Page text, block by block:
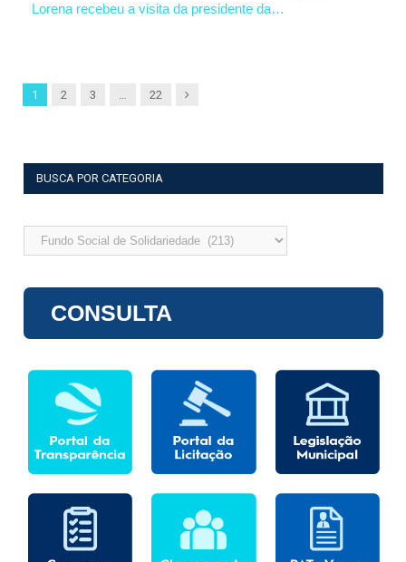
Lorena recebeu a visita da presidente da…
1 2 3 … 22 Next
BUSCA POR CATEGORIA
Busca
CONSULTA